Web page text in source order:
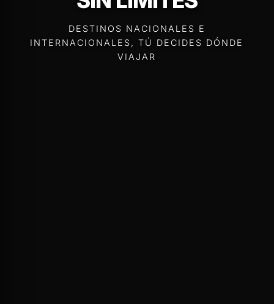
DESTINOS NACIONALES E
INTERNACIONALES, TÚ DECIDES DÓNDE
VIAJAR